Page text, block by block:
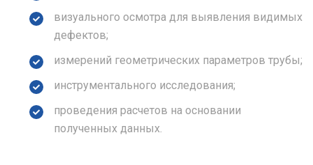
визуального осмотра для выявления видимых
дефектов;
измерений геометрических параметров трубы;
инструментального исследования;
проведения расчетов на основании
полученных данных.